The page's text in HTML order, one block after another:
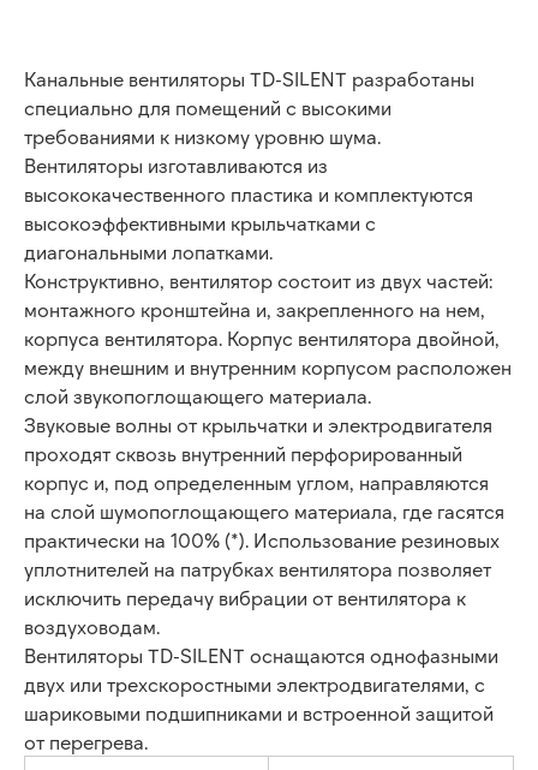
Канальные вентиляторы TD-SILENT разработаны
специально для помещений с высокими
требованиями к низкому уровню шума.
Вентиляторы изготавливаются из
высококачественного пластика и комплектуются
высокоэффективными крыльчатками с
диагональными лопатками.
Конструктивно, вентилятор состоит из двух частей:
монтажного кронштейна и, закрепленного на нем,
корпуса вентилятора. Корпус вентилятора двойной,
между внешним и внутренним корпусом расположен
слой звукопоглощающего материала.
Звуковые волны от крыльчатки и электродвигателя
проходят сквозь внутренний перфорированный
корпус и, под определенным углом, направляются
на слой шумопоглощающего материала, где гасятся
практически на 100% (*). Использование резиновых
уплотнителей на патрубках вентилятора позволяет
исключить передачу вибрации от вентилятора к
воздуховодам.
Вентиляторы TD-SILENT оснащаются однофазными
двух или трехскоростными электродвигателями, с
шариковыми подшипниками и встроенной защитой
от перегрева.